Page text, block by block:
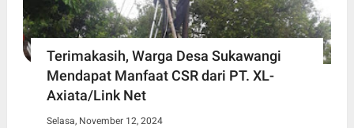
Terimakasih, Warga Desa Sukawangi
Mendapat Manfaat CSR dari PT. XL-
Axiata/Link Net
Selasa, November 12, 2024